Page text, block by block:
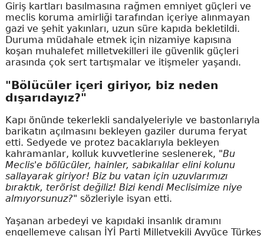
Giriş kartları basılmasına rağmen emniyet güçleri ve
meclis koruma amirliği tarafından içeriye alınmayan
gazi ve şehit yakınları, uzun süre kapıda bekletildi.
Duruma müdahale etmek için nizamiye kapısına
koşan muhalefet milletvekilleri ile güvenlik güçleri
arasında çok sert tartışmalar ve itişmeler yaşandı.
"Bölücüler içeri giriyor, biz neden
dışarıdayız?"
Kapı önünde tekerlekli sandalyeleriyle ve bastonlarıyla
barikatın açılmasını bekleyen gaziler duruma feryat
etti. Sedyede ve protez bacaklarıyla bekleyen
kahramanlar, kolluk kuvvetlerine seslenerek, "Bu
Meclis'e bölücüler, hainler, sabıkalılar elini kolunu
sallayarak giriyor! Biz bu vatan için uzuvlarımızı
bıraktık, terörist değiliz! Bizi kendi Meclisimize niye
almıyorsunuz?" sözleriyle isyan etti.
Yaşanan arbedeyi ve kapıdaki insanlık dramını
engellemeye çalışan İYİ Parti Milletvekili Ayyüce Türkeş